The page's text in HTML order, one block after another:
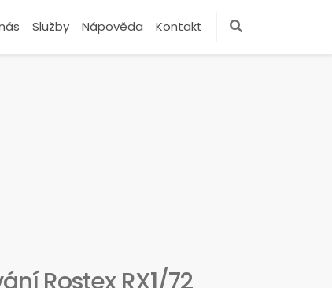
Služby Nápověda Kontakt